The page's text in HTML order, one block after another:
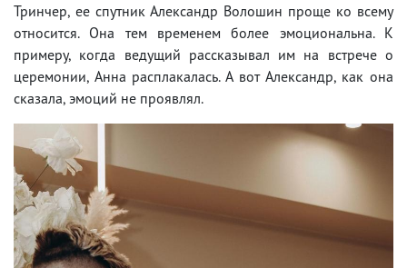
Тринчер, ее спутник Александр Волошин проще ко всему
относится. Она тем временем более эмоциональна. К
примеру, когда ведущий рассказывал им на встрече о
церемонии, Анна расплакалась. А вот Александр, как она
сказала, эмоций не проявлял.